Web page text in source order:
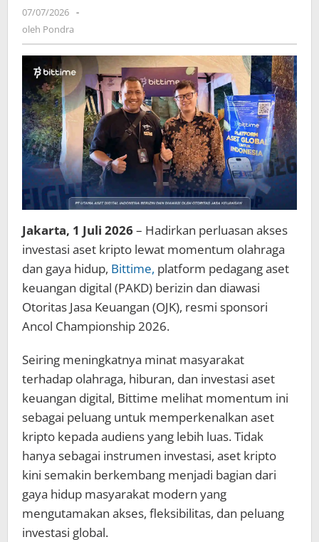
Bittime
Dukung
Ancol
Championship
2026
07/07/2026 oleh
-
oleh Pondra
Jakarta, 1 Juli 2026– Hadirkan perluasan akses
investasi aset kripto lewat momentum olahraga
dan gaya hidup, Bittime, platform pedagang aset
keuangan digital (PAKD) berizin dan diawasi
Otoritas Jasa Keuangan (OJK), resmi sponsori
Ancol Championship 2026.
Seiring meningkatnya minat masyarakat
terhadap olahraga, hiburan, dan investasi aset
keuangan digital, Bittime melihat momentum ini
sebagai peluang untuk memperkenalkan aset
kripto kepada audiens yang lebih luas. Tidak
hanya sebagai instrumen investasi, aset kripto
kini semakin berkembang menjadi bagian dari
gaya hidup masyarakat modern yang
mengutamakan akses, fleksibilitas, dan peluang
investasi global.